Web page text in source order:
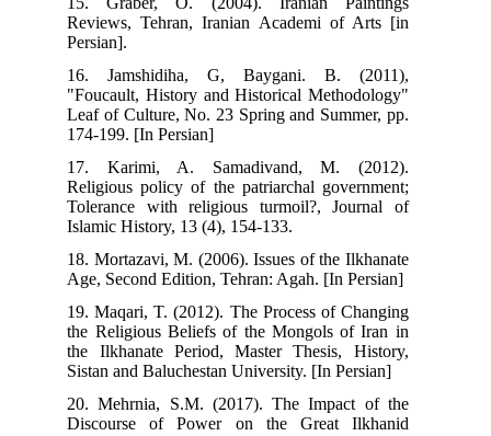
Reviews, Tehran, Iranian Academi of Arts [in
16. Jamshidiha, G, Baygani. B. (2011),
"Foucault, History and Historical Methodology"
Leaf of Culture, No. 23 Spring and Summer, pp.
174-199. [In Persian]
17. Karimi, A. Samadivand, M. (2012).
Religious policy of the patriarchal government;
Tolerance with religious turmoil?, Journal of
Islamic History, 13 (4), 154-133.
18. Mortazavi, M. (2006). Issues of the Ilkhanate
Age, Second Edition, Tehran: Agah. [In Persian]
19. Maqari, T. (2012). The Process of Changing
the Religious Beliefs of the Mongols of Iran in
the Ilkhanate Period, Master Thesis, History,
Sistan and Baluchestan University. [In Persian]
20. Mehrnia, S.M. (2017). The Impact of the
Discourse of Power on the Great Ilkhanid